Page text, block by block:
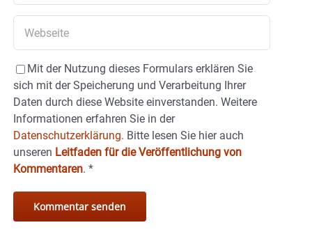
Mit der Nutzung dieses Formulars erklären Sie
sich mit der Speicherung und Verarbeitung Ihrer
Daten durch diese Website einverstanden. Weitere
Informationen erfahren Sie in der
Datenschutzerklärung. Bitte lesen Sie hier auch
unseren Leitfaden für die Veröffentlichung von
Kommentaren. *